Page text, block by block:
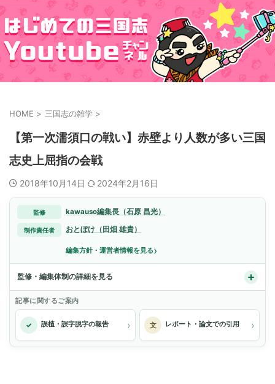
HOME > 三国志の雑学 >
【第一次濡須口の戦い】赤壁より人数が多い三国
志史上屈指の会戦
2018年10月14日 2024年2月16日
監修 kawauso編集長（石原 昌光）
制作責任者 おとぼけ（田畑 雄貴）
編集方針・運営者情報を見る›
監修・編集体制の詳細を見る
記事に関するご案内
✓ 誤植・誤字脱字の報告 › 文 レポート・論文での引用 ›